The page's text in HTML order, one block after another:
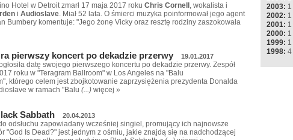
Hotel w Detroit zmarł 17 maja 2017 roku Chris Cornell , wokalista i
i Audioslave. Miał 52 lata. O śmierci muzyka poinformował jego agent
Bumbery komentuje: "Jego żonę Vicky oraz resztę rodziny zaszokowała
pierwszy koncert po dekadzie przerwy 19.01.2017
datę swojego pierwszego koncertu po dekadzie przerwy. Zespół
roku w "Teragram Ballroom" w Los Angeles na "Balu
którego celem jest zbojkotowanie zaprzysiężenia prezydenta Donalda
w ramach "Balu (...) więcej »
Sabbath 20.04.2013
odsłuchu zapowiadany wcześniej singiel, promujący ich najnowsze
"God Is Dead?" jest jednym z ośmiu, jakie znajdą się na nadchodzącej
2003: 1
2002: 1
2001: 1
2000: 1
1999: 1
1998: 4